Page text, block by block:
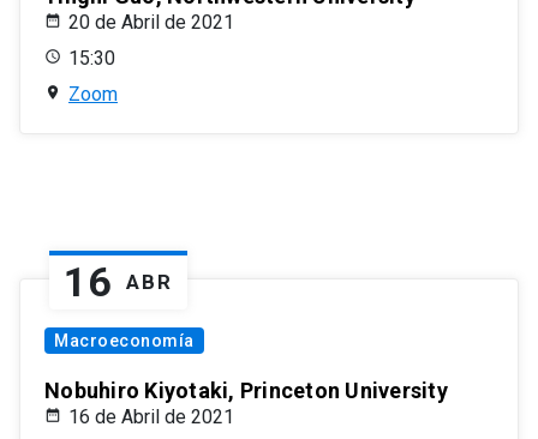
20 de Abril de 2021
15:30
Zoom
16 ABR
Macroeconomía
Nobuhiro Kiyotaki, Princeton University
16 de Abril de 2021